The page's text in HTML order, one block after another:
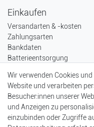
Einkaufen
Versandarten & -kosten
Zahlungsarten
Bankdaten
Batterieentsorgung
Unternehmen
Datenschutzerklärung
Wir verwenden Cookies
Website und verarbeiten
Besucher:innen unserer
und Anzeigen zu
einzubinden oder Zugriffe